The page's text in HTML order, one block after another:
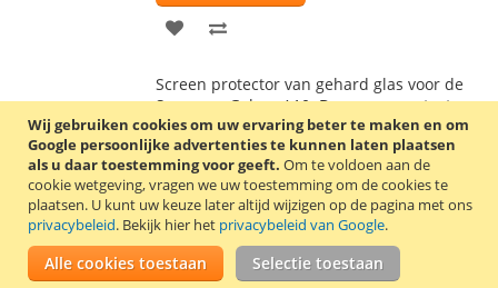
Wij gebruiken cookies om uw ervaring beter te maken en om
Google persoonlijke advertenties te kunnen laten plaatsen
als u daar toestemming voor geeft. Om te voldoen aan de
cookie wetgeving, vragen we uw toestemming om de cookies te
plaatsen. U kunt uw keuze later altijd wijzigen op de pagina met ons
privacybeleid. Bekijk hier het privacybeleid van Google.
Alle cookies toestaan Selectie toestaan
VOEG
AAN
VERLANGLIJST
TE
VERGELIJKEN
Screen protector van gehard glas voor de
Samsung Galaxy A10. De screen protector
wordt geleverd met 2 schoonmaakdoekjes,
waarmee het scherm eerst schoongemaakt
kan worden.Lees verder
Glazen screen protector voor Samsung
Galaxy A6 (2018)
€ 5,99